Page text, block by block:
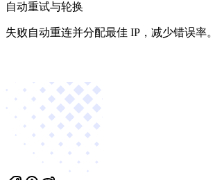
自动重试与轮换
失败自动重连并分配最佳 IP，减少错误率。